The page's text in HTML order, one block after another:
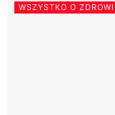
WSZYSTKO O